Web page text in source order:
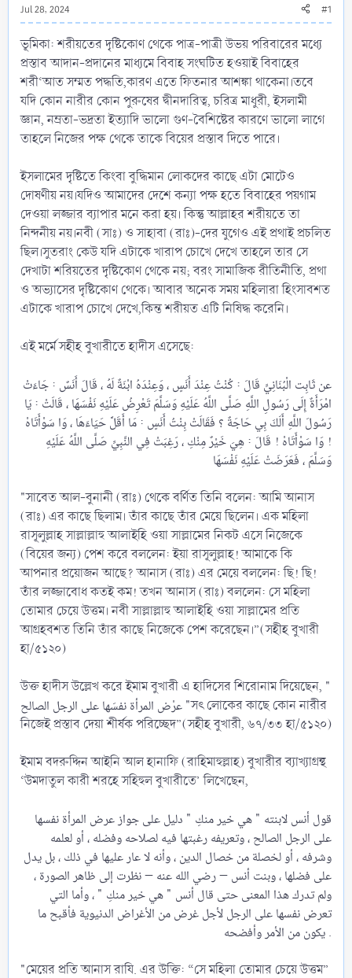
Jul 28, 2024 #1
ভূমিকা: শরীয়তের দৃষ্টিকোণ থেকে পাত্র-পাত্রী উভয় পরিবারের মধ্যে
প্রস্তাব আদান-প্রদানের মাধ্যমে বিবাহ সংঘটিত হওয়াই বিবাহের
শরী‘আত সম্মত পদ্ধতি,কারণ এতে ফিতনার আশঙ্কা থাকেনা।তবে
যদি কোন নারীর কোন পুরুষের দ্বীনদারিত্ব, চরিত্র মাধুরী, ইসলামী
জ্ঞান, নম্রতা-ভদ্রতা ইত্যাদি ভালো গুণ-বৈশিষ্টের কারণে ভালো লাগে
তাহলে নিজের পক্ষ থেকে তাকে বিয়ের প্রস্তাব দিতে পারে।
ইসলামের দৃষ্টিতে কিংবা বুদ্ধিমান লোকদের কাছে এটা মোটেও
দোষণীয় নয়।যদিও আমাদের দেশে কন্যা পক্ষ হতে বিবাহের পয়গাম
দেওয়া লজ্জার ব্যাপার মনে করা হয়। কিন্তু আল্লাহর শরীয়তে তা
নিন্দনীয় নয়।নবী (সাঃ) ও সাহাবা (রাঃ)-দের যুগেও এই প্রথাই প্রচলিত
ছিল।সুতরাং কেউ যদি এটাকে খারাপ চোখে দেখে তাহলে তার সে
দেখাটা শরিয়তের দৃষ্টিকোণ থেকে নয়; বরং সামাজিক রীতিনীতি, প্রথা
ও অভ্যাসের দৃষ্টিকোণ থেকে। আবার অনেক সময় মহিলারা হিংসাবশত
এটাকে খারাপ চোখে দেখে,কিন্ত শরীয়ত এটি নিষিদ্ধ করেনি।
এই মর্মে সহীহ বুখারীতে হাদীস এসেছে:
عن ثَابِت الْبُنَانِيِّ قَالَ : كُنْتُ عِنْدَ أَنَسٍ ، وَعِنْدَهُ ابْنَةٌ لَهُ ، قَالَ أَنَسٌ : جَاءَتْ
امْرَأَةٌ إِلَى رَسُولِ اللَّهِ صَلَّى اللَّهُ عَلَيْهِ وَسَلَّمَ تَعْرِضُ عَلَيْهِ نَفْسَهَا ، قَالَتْ : يَا
رَسُولَ اللَّهِ أَلَكَ بِي حَاجَةٌ ؟ فَقَالَتْ بِنْتُ أَنَسٍ : مَا أَقَلَّ حَيَاءَهَا ، وَا سَوْأَتَاهْ
! وَا سَوْأَتَاهْ ! قَالَ : هِيَ خَيْرٌ مِنْكِ ، رَغِبَتْ فِي النَّبِيِّ صَلَّى اللَّهُ عَلَيْهِ
"সাবেত আল-বুনানী (রাঃ) থেকে বর্ণিত তিনি বলেন: আমি আনাস
(রাঃ) এর কাছে ছিলাম। তাঁর কাছে তাঁর মেয়ে ছিলেন। এক মহিলা
রাসূলুল্লাহ সাল্লাল্লাহু আলাইহি ওয়া সাল্লামের নিকট এসে নিজেকে
(বিয়ের জন্য) পেশ করে বললেন: ইয়া রাসূলুল্লাহ! আমাকে কি
আপনার প্রয়োজন আছে? আনাস (রাঃ) এর মেয়ে বললেন: ছি! ছি!
তাঁর লজ্জাবোধ কতই কম! তখন আনাস (রাঃ) বললেন: সে মহিলা
তোমার চেয়ে উত্তম। নবী সাল্লাল্লাহু আলাইহি ওয়া সাল্লামের প্রতি
আগ্রহবশত তিনি তাঁর কাছে নিজেকে পেশ করেছেন।”(সহীহ বুখারী
হা/৫১২০)
উক্ত হাদীস উল্লেখ করে ইমাম বুখারী এ হাদিসের শিরোনাম দিয়েছেন, "
عرْض المرأة نفسَها على الرجل الصالح "সৎ লোকের কাছে কোন নারীর
নিজেই প্রস্তাব দেয়া শীর্ষক পরিচ্ছেদ”(সহীহ বুখারী, ৬৭/৩৩ হা/৫১২০)
ইমাম বদরুদ্দিন আইনি আল হানাফি (রাহিমাহুল্লাহ) বুখারীর ব্যাখ্যাগ্রন্থ
‘উমদাতুল কারী শরহে সহিহুল বুখারীতে’ লিখেছেন,
قول أنس لابنته " هي خير منكِ " دليل على جواز عرض المرأة نفسها
على الرجل الصالح ، وتعريفه رغبتها فيه لصلاحه وفضله ، أو لعلمه
وشرفه ، أو لخصلة من خصال الدين ، وأنه لا عار عليها في ذلك ، بل يدل
على فضلها ، وبنت أنس – رضي الله عنه – نظرت إلى ظاهر الصورة ،
ولم تدرك هذا المعنى حتى قال أنس " هي خير منكِ " ، وأما التي
تعرض نفسها على الرجل لأجل غرض من الأغراض الدنيوية فأقبح ما
يكون من الأمر وأفضحه .​
"মেয়ের প্রতি আনাস রাযি. এর উক্তি: “সে মহিলা তোমার চেয়ে উত্তম”